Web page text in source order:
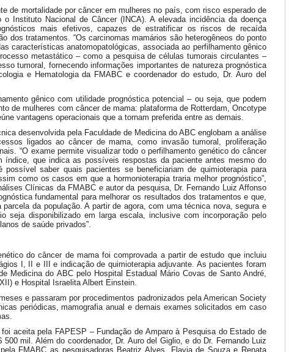
de mortalidade por câncer em mulheres no país, com risco esperado de
Instituto Nacional de Câncer (INCA). A elevada incidência da doença
mais efetivos, capazes de estratificar os riscos de recaída
dos tratamentos. “Os carcinomas mamários são heterogêneos do ponto
características anatomopatológicas, associada ao perfilhamento gênico
metastático – como a pesquisa de células tumorais circulantes –
tumoral, fornecendo informações importantes de natureza prognóstica
e Hematologia da FMABC e coordenador do estudo, Dr. Auro del
gênico com utilidade prognóstica potencial – ou seja, que podem
de mulheres com câncer de mama: plataforma de Rotterdam, Oncotype
vantagens operacionais que a tornam preferida entre as demais.
desenvolvida pela Faculdade de Medicina do ABC englobam a análise
ligados ao câncer de mama, como invasão tumoral, proliferação
“O exame permite visualizar todo o perfilhamento genético do câncer
índice, que indica as possíveis respostas da paciente antes mesmo do
possível saber quais pacientes se beneficiariam de quimioterapia para
como os casos em que a hormonioterapia traria melhor prognóstico”,
Clínicas da FMABC e autor da pesquisa, Dr. Fernando Luiz Affonso
fundamental para melhorar os resultados dos tratamentos e que,
da população. A partir de agora, com uma técnica nova, segura e
seja disponibilizado em larga escala, inclusive com incorporação pelo
de saúde privados”.
do câncer de mama foi comprovada a partir de estudo que incluiu
I, II e III e indicação de quimioterapia adjuvante. As pacientes foram
Medicina do ABC pelo Hospital Estadual Mário Covas de Santo André,
e Hospital Israelita Albert Einstein.
e passaram por procedimentos padronizados pela American Society
periódicas, mamografia anual e demais exames solicitados em caso
aceita pela FAPESP – Fundação de Amparo à Pesquisa do Estado de
mil. Além do coordenador, Dr. Auro del Giglio, e do Dr. Fernando Luiz
FMABC as pesquisadoras Beatriz Alves, Flavia de Souza e Renata